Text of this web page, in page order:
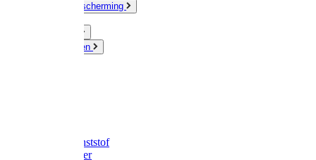
Gelaatsbescherming
Knaagdieren
Emmer kunststof
Schepemmer